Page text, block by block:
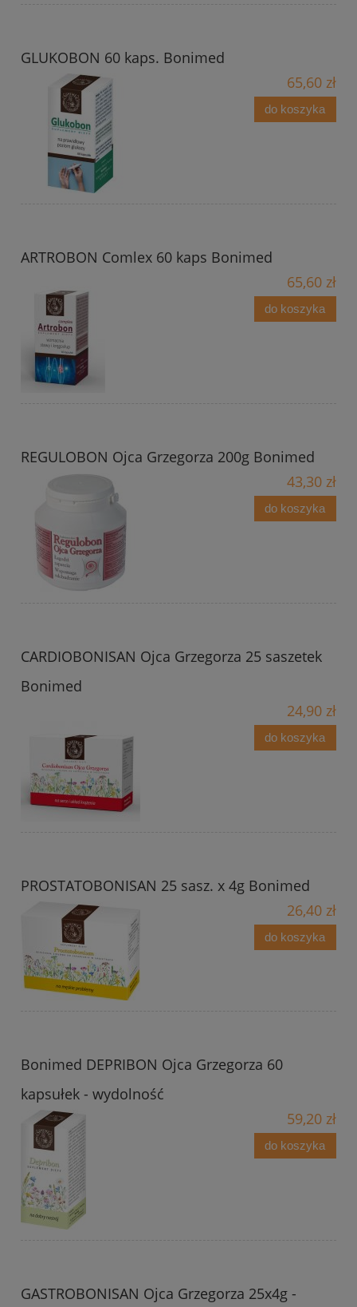
GLUKOBON 60 kaps. Bonimed
65,60 zł
do koszyka
ARTROBON Comlex 60 kaps Bonimed
65,60 zł
do koszyka
REGULOBON Ojca Grzegorza 200g Bonimed
43,30 zł
do koszyka
CARDIOBONISAN Ojca Grzegorza 25 saszetek
Bonimed
24,90 zł
do koszyka
PROSTATOBONISAN 25 sasz. x 4g Bonimed
26,40 zł
do koszyka
Bonimed DEPRIBON Ojca Grzegorza 60
kapsułek - wydolność
59,20 zł
do koszyka
GASTROBONISAN Ojca Grzegorza 25x4g -